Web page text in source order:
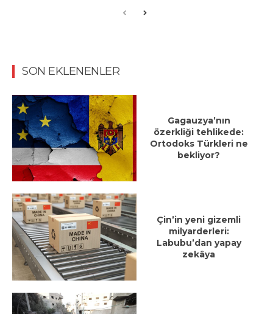
SON EKLENENLER
Gagauzya’nın
özerkliği tehlikede:
Ortodoks Türkleri ne
bekliyor?
Çin’in yeni gizemli
milyarderleri:
Labubu’dan yapay
zekâya